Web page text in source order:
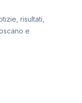
risultati,
e